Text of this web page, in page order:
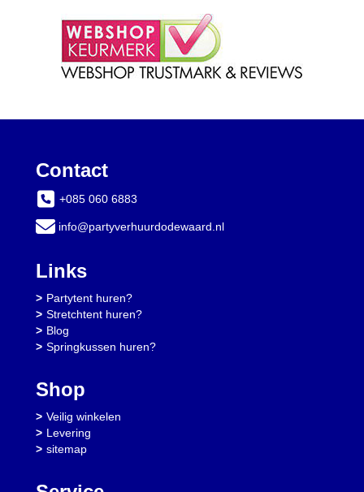
Contact
+085 060 6883
info@partyverhuurdodewaard.nl
Links
Partytent huren?
Stretchtent huren?
Blog
Springkussen huren?
Shop
Veilig winkelen
Levering
sitemap